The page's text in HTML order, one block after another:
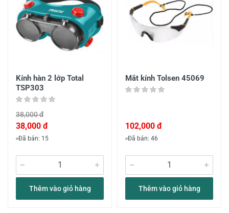
Kính hàn 2 lớp Total
TSP303
38,000 đ
38,000 đ
Đã bán: 15
Thêm vào giỏ hàng
Mắt kính Tolsen 45069
102,000 đ
Đã bán: 46
Thêm vào giỏ hàng